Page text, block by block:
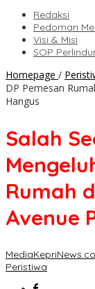
Redaksi
Pedoman
Visi & Misi
SOP
Homepage /
DP Pemesan
Hangus
Salah
Rumah
Avenue
Peristiwa